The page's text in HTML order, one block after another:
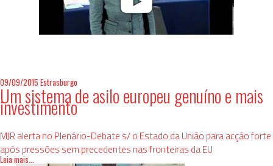
09/09/2015 Estrasburgo
Um sistema de asilo europeu genuíno e mais
investimento
MJR alerta no Plenário-Debate s/ o Estado da União para acção forte
após pressões sem precedentes nas fronteiras da EU
Leia mais...